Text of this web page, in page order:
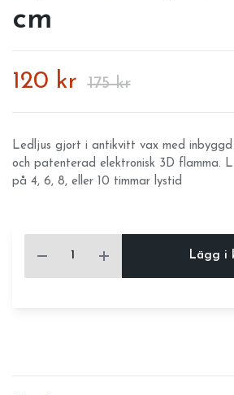
cm
120 kr 175 kr
Ledljus gjort i antikvitt vax med
och patenterad elektronisk 3D flamma.
på 4, 6, 8, eller 10 timmar lystid
Lägg i